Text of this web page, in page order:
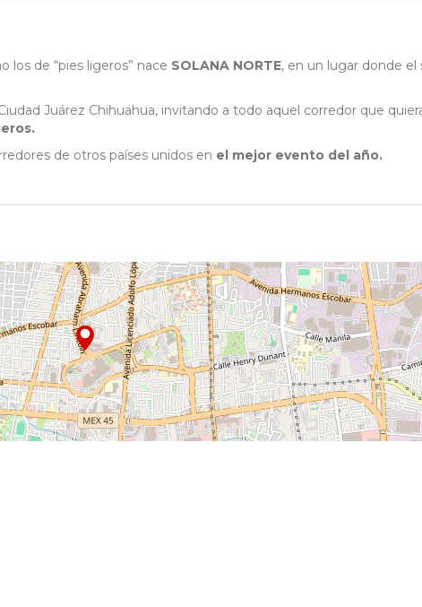
los de “pies ligeros” nace SOLANA NORTE, en un lugar donde el
Juárez Chihuahua, invitando a todo aquel corredor que
de otros países unidos en el mejor evento del año.